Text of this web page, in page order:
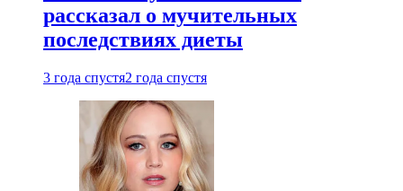
рассказал о мучительных
последствиях диеты
3 года спустя2 года спустя